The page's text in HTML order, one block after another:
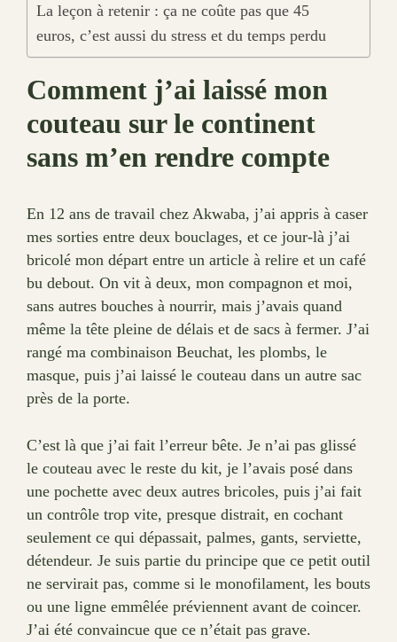
La leçon à retenir : ça ne coûte pas que 45
euros, c’est aussi du stress et du temps perdu
Comment j’ai laissé mon
couteau sur le continent
sans m’en rendre compte
En 12 ans de travail chez Akwaba, j’ai appris à caser
mes sorties entre deux bouclages, et ce jour-là j’ai
bricolé mon départ entre un article à relire et un café
bu debout. On vit à deux, mon compagnon et moi,
sans autres bouches à nourrir, mais j’avais quand
même la tête pleine de délais et de sacs à fermer. J’ai
rangé ma combinaison Beuchat, les plombs, le
masque, puis j’ai laissé le couteau dans un autre sac
près de la porte.
C’est là que j’ai fait l’erreur bête. Je n’ai pas glissé
le couteau avec le reste du kit, je l’avais posé dans
une pochette avec deux autres bricoles, puis j’ai fait
un contrôle trop vite, presque distrait, en cochant
seulement ce qui dépassait, palmes, gants, serviette,
détendeur. Je suis partie du principe que ce petit outil
ne servirait pas, comme si le monofilament, les bouts
ou une ligne emmêlée préviennent avant de coincer.
J’ai été convaincue que ce n’était pas grave.